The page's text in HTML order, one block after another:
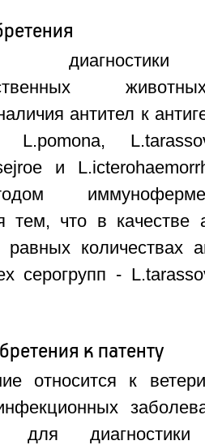
диагностики
антител к
L.pomona,
и
тем, что в качестве
количествах
серогрупп -
к патенту
относится к
для